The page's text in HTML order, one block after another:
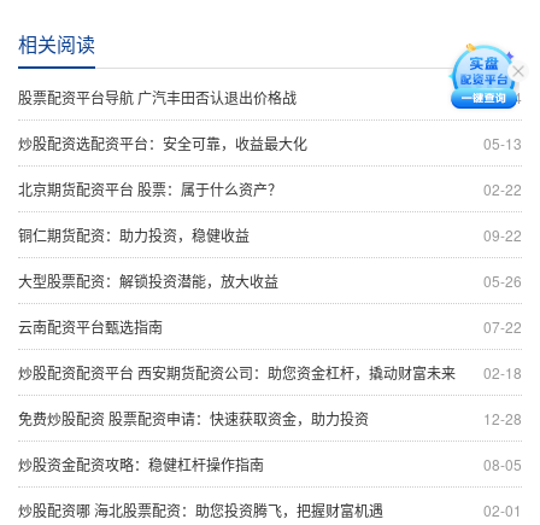
相关阅读
09-24
股票配资平台导航 广汽丰田否认退出价格战
05-13
炒股配资选配资平台：安全可靠，收益最大化
02-22
北京期货配资平台 股票：属于什么资产？
09-22
铜仁期货配资：助力投资，稳健收益
05-26
大型股票配资：解锁投资潜能，放大收益
07-22
云南配资平台甄选指南
02-18
炒股配资配资平台 西安期货配资公司：助您资金杠杆，撬动财富未来
12-28
免费炒股配资 股票配资申请：快速获取资金，助力投资
08-05
炒股资金配资攻略：稳健杠杆操作指南
02-01
炒股配资哪 海北股票配资：助您投资腾飞，把握财富机遇